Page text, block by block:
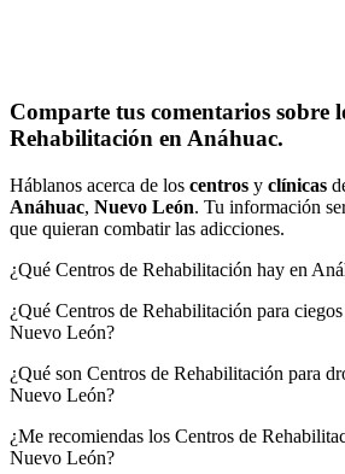
Comparte tus comentarios sobre
Rehabilitación en Anáhuac.
Háblanos acerca de los centros y clínicas
Anáhuac, Nuevo León. Tu información
que quieran combatir las adicciones.
¿Qué Centros de Rehabilitación hay en
¿Qué Centros de Rehabilitación para
Nuevo León?
¿Qué son Centros de Rehabilitación para
Nuevo León?
¿Me recomiendas los Centros de
Nuevo León?